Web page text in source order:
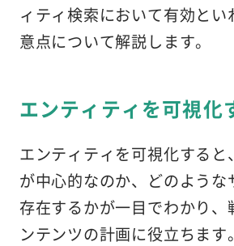
ィティ検索において有効とい
意点について解説します。
エンティティを可視化
エンティティを可視化すると
が中心的なのか、どのような
存在するかが一目でわかり、
ンテンツの計画に役立ちます​​​​​​